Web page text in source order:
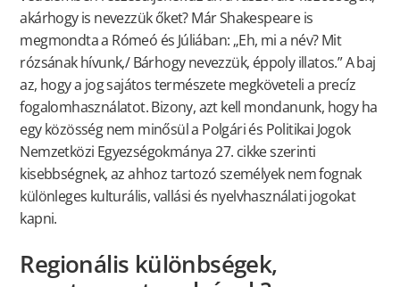
akárhogy is nevezzük őket? Már Shakespeare is
megmondta a Rómeó és Júliában: „Eh, mi a név? Mit
rózsának hívunk,/ Bárhogy nevezzük, éppoly illatos.” A baj
az, hogy a jog sajátos természete megköveteli a precíz
fogalomhasználatot. Bizony, azt kell mondanunk, hogy ha
egy közösség nem minősül a Polgári és Politikai Jogok
Nemzetközi Egyezségokmánya 27. cikke szerinti
kisebbségnek, az ahhoz tartozó személyek nem fognak
különleges kulturális, vallási és nyelvhasználati jogokat
kapni.
Regionális különbségek,